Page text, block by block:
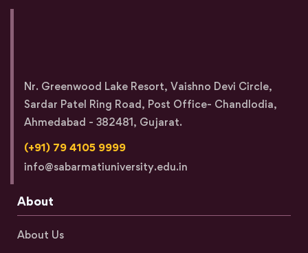
Nr. Greenwood Lake Resort, Vaishno Devi Circle,
Sardar Patel Ring Road, Post Office- Chandlodia,
Ahmedabad - 382481, Gujarat.
(+91) 79 4105 9999
info@sabarmatiuniversity.edu.in
About
About Us